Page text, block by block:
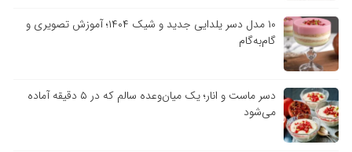
۱۰ مدل دسر یلدایی جدید و شیک ۱۴۰۴؛ آموزش تصویری و
گام‌به‌گام
دسر ماست و انار؛ یک میان‌وعده سالم که در ۵ دقیقه آماده
می‌شود